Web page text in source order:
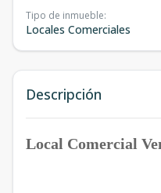
Tipo de inmueble:
Locales Comerciales
Descripción
Local Comercial